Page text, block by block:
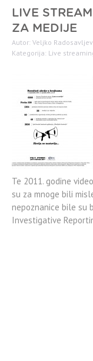
LIVE
ZA MEDIJE
Autor: Veljko
Kategorija: Live
Te 2011. godine
su za mnoge bili
nepoznanice bile su
Investigative